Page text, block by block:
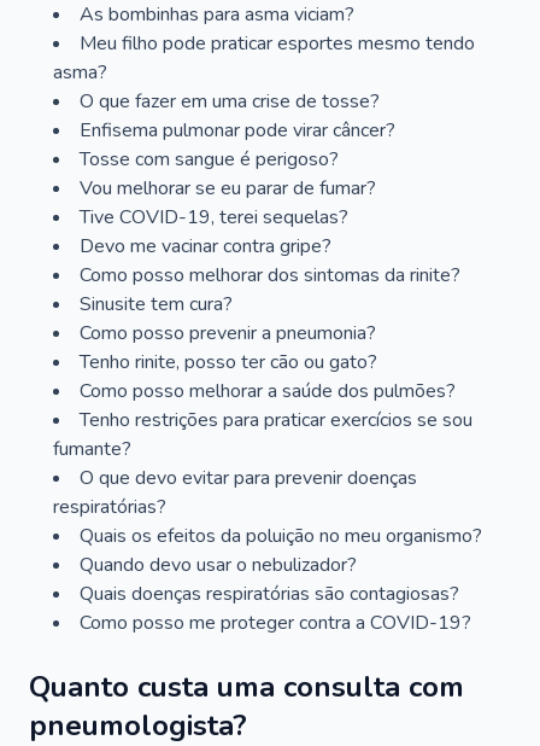
As bombinhas para asma viciam?
Meu filho pode praticar esportes mesmo tendo
asma?
O que fazer em uma crise de tosse?
Enfisema pulmonar pode virar câncer?
Tosse com sangue é perigoso?
Vou melhorar se eu parar de fumar?
Tive COVID-19, terei sequelas?
Devo me vacinar contra gripe?
Como posso melhorar dos sintomas da rinite?
Sinusite tem cura?
Como posso prevenir a pneumonia?
Tenho rinite, posso ter cão ou gato?
Como posso melhorar a saúde dos pulmões?
Tenho restrições para praticar exercícios se sou
fumante?
O que devo evitar para prevenir doenças
respiratórias?
Quais os efeitos da poluição no meu organismo?
Quando devo usar o nebulizador?
Quais doenças respiratórias são contagiosas?
Como posso me proteger contra a COVID-19?
Quanto custa uma consulta com
pneumologista?